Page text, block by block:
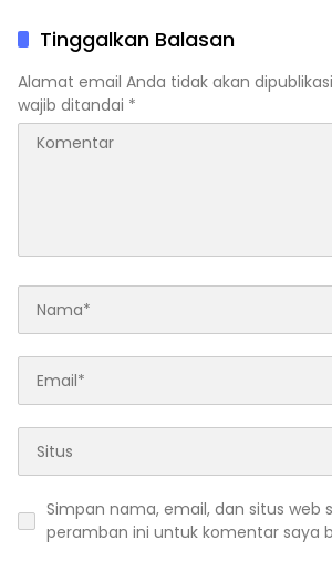
Tinggalkan Balasan
Alamat email Anda tidak akan
wajib ditandai *
Simpan nama, email, dan situs web
peramban ini untuk komentar saya